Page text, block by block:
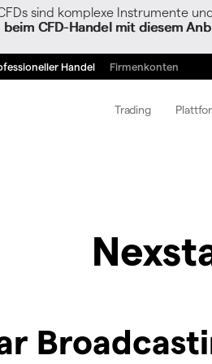
sind komplexe Instrumente
CFD-Handel mit diesem
Handel Firmenkonten
Trading